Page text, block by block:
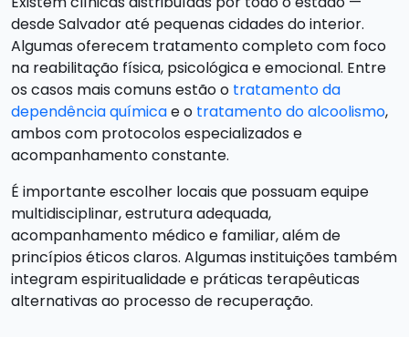
desde Salvador até pequenas cidades do interior.
Algumas oferecem tratamento completo com foco
na reabilitação física, psicológica e emocional. Entre
os casos mais comuns estão o tratamento da
dependência químicae o tratamento do alcoolismo,
ambos com protocolos especializados e
acompanhamento constante.
É importante escolher locais que possuam equipe
multidisciplinar, estrutura adequada,
acompanhamento médico e familiar, além de
princípios éticos claros. Algumas instituições também
integram espiritualidade e práticas terapêuticas
alternativas ao processo de recuperação.